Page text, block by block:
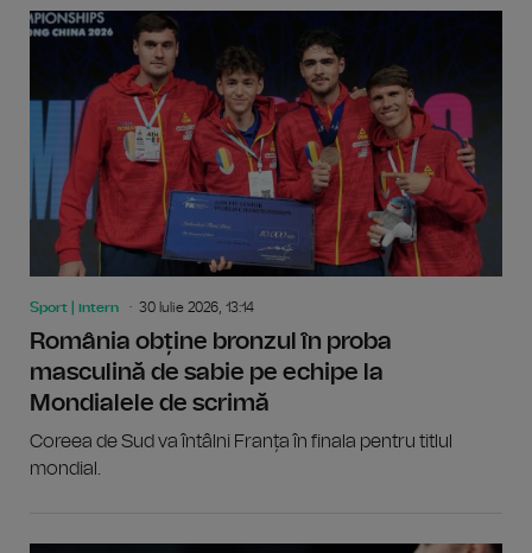
Sport | intern 30 Iulie 2026, 13:14
România obține bronzul în proba
masculină de sabie pe echipe la
Mondialele de scrimă
Coreea de Sud va întâlni Franța în finala pentru titlul
mondial.